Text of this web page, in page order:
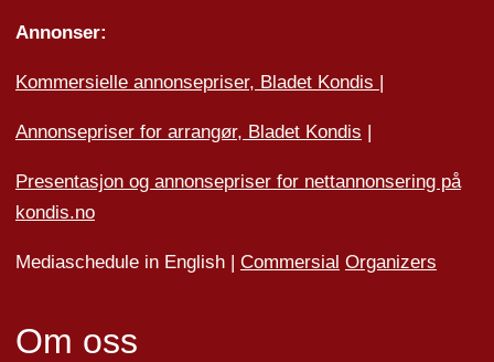
Annonser:
Kommersielle annonsepriser, Bladet Kondis |
Annonsepriser for arrangør, Bladet Kondis |
Presentasjon og annonsepriser for nettannonsering på
kondis.no
Mediaschedule in English | Commersial Organizers
Om oss